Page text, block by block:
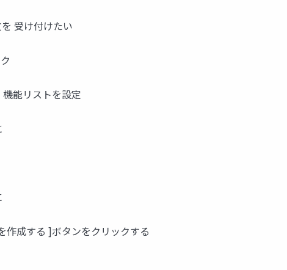
受け付けたい
能リストを設定
成する ]ボタンをクリックする